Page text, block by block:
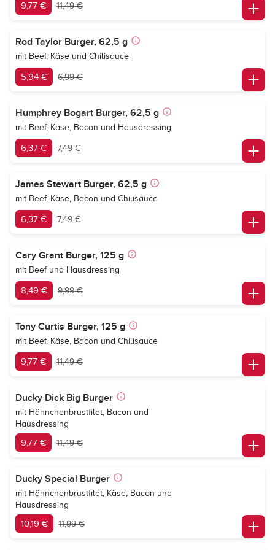
9,77 € 11,49 €
Rod Taylor Burger, 62,5 g
mit Beef, Käse und Chilisauce
5,94 € 6,99 €
Humphrey Bogart Burger, 62,5 g
mit Beef, Käse, Bacon und Hausdressing
6,37 € 7,49 €
James Stewart Burger, 62,5 g
mit Beef, Käse, Bacon und Chilisauce
6,37 € 7,49 €
Cary Grant Burger, 125 g
mit Beef und Hausdressing
8,49 € 9,99 €
Tony Curtis Burger, 125 g
mit Beef, Käse, Bacon und Chilisauce
9,77 € 11,49 €
Ducky Dick Big Burger
mit Hähnchenbrustfilet, Bacon und
Hausdressing
9,77 € 11,49 €
Ducky Special Burger
mit Hähnchenbrustfilet, Käse, Bacon und
Hausdressing
10,19 € 11,99 €